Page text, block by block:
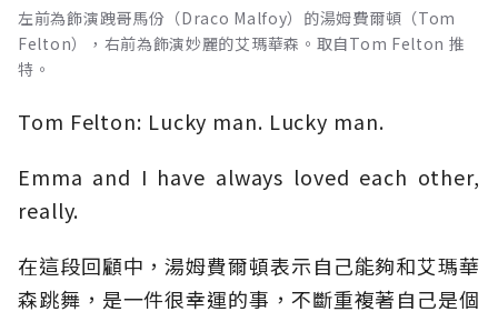
左前為飾演跩哥馬份（Draco Malfoy）的湯姆費爾頓（Tom
Felton），右前為飾演妙麗的艾瑪華森。取自Tom Felton 推
特。
Tom Felton: Lucky man. Lucky man.
Emma and I have always loved each other,
really.
在這段回顧中，湯姆費爾頓表示自己能夠和艾瑪華
森跳舞，是一件很幸運的事，不斷重複著自己是個